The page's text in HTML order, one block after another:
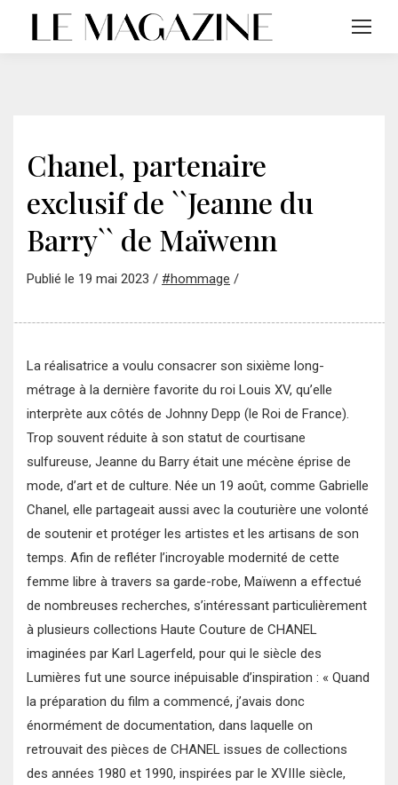
Chanel, partenaire
exclusif de ``Jeanne du
Barry`` de Maïwenn
Publié le 19 mai 2023 / #hommage /
La réalisatrice a voulu consacrer son sixième long-
métrage à la dernière favorite du roi Louis XV, qu’elle
interprète aux côtés de Johnny Depp (le Roi de France).
Trop souvent réduite à son statut de courtisane
sulfureuse, Jeanne du Barry était une mécène éprise de
mode, d’art et de culture. Née un 19 août, comme Gabrielle
Chanel, elle partageait aussi avec la couturière une volonté
de soutenir et protéger les artistes et les artisans de son
temps. Afin de refléter l’incroyable modernité de cette
femme libre à travers sa garde-robe, Maïwenn a effectué
de nombreuses recherches, s’intéressant particulièrement
à plusieurs collections Haute Couture de CHANEL
imaginées par Karl Lagerfeld, pour qui le siècle des
Lumières fut une source inépuisable d’inspiration : « Quand
la préparation du film a commencé, j’avais donc
énormément de documentation, dans laquelle on
retrouvait des pièces de CHANEL issues de collections
des années 1980 et 1990, inspirées par le XVIIIe siècle,